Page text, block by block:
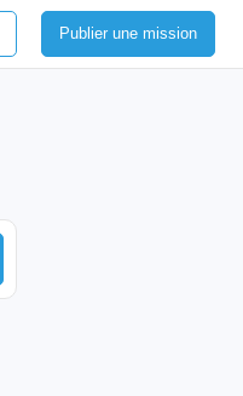
Publier une mission